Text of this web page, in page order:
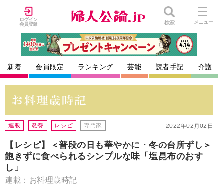
ログイン
会員登録
検索 メニュー
新着 会員限定 ランキング 芸能 読者手記 介護
2022年02月02日
連載 教養 レシピ 専門家
【レシピ】＜普段の日も華やかに・冬の台所ずし＞
飽きずに食べられるシンプルな味「塩昆布のおす
し」
連載：お料理歳時記